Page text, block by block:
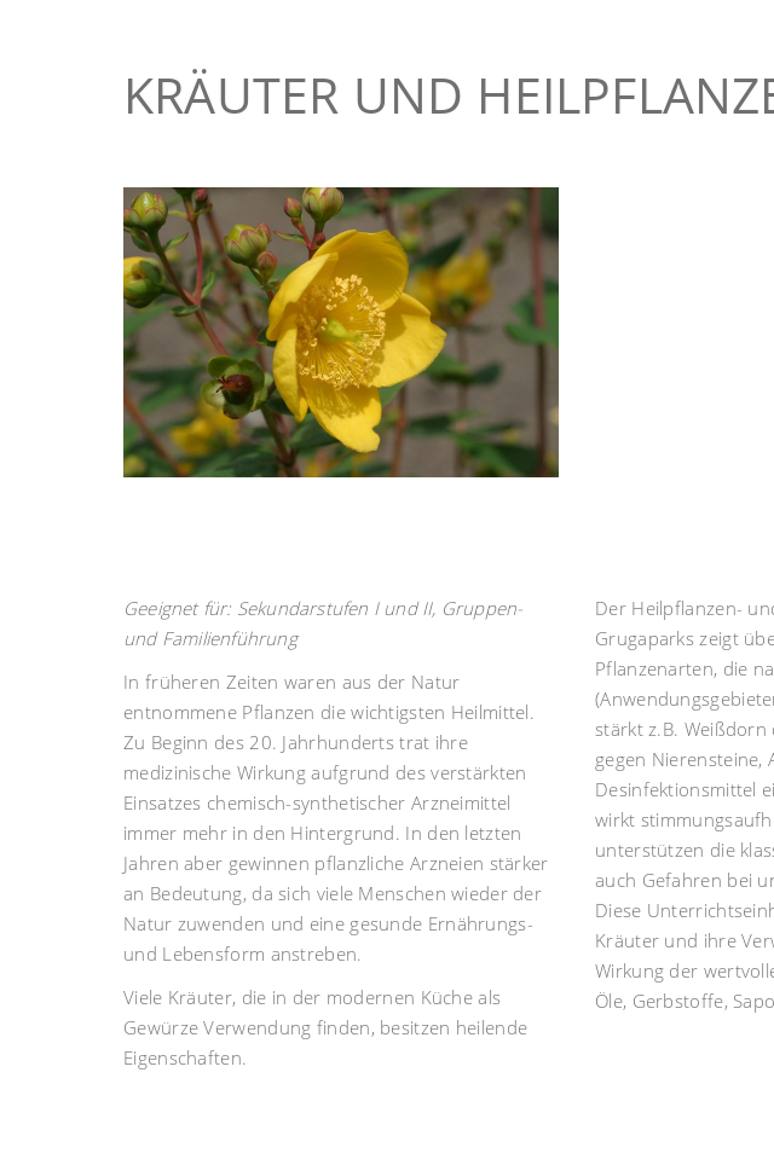
KRÄUTER UND
Geeignet für: Sekundarstufen I und II, Gruppen-
und Familienführung
In früheren Zeiten waren aus der Natur
entnommene Pflanzen die wichtigsten Heilmittel.
Zu Beginn des 20. Jahrhunderts trat ihre
medizinische Wirkung aufgrund des verstärkten
Einsatzes chemisch-synthetischer Arzneimittel
immer mehr in den Hintergrund. In den letzten
Jahren aber gewinnen pflanzliche Arzneien stärker
an Bedeutung, da sich viele Menschen wieder der
Natur zuwenden und eine gesunde Ernährungs-
und Lebensform anstreben.
Viele Kräuter, die in der modernen Küche als
Gewürze Verwendung finden, besitzen heilende
Eigenschaften.
Der Heilpflanzen-
Grugaparks zeigt
Pflanzenarten, die
stärkt z.B.
gegen Nierensteine,
Desinfektionsmittel
wirkt
unterstützen die
auch Gefahren bei
Diese
Kräuter und ihre
Wirkung der
Öle, Gerbstoffe,